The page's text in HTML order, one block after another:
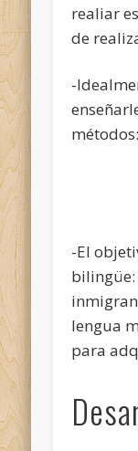
realiar
de
-
-El
lengua
para